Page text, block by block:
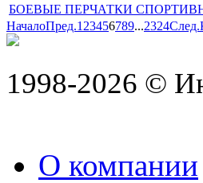
БОЕВЫЕ ПЕРЧАТКИ
НачалоПред.1 23456789...2324След.
1998-2026 ©
О компании